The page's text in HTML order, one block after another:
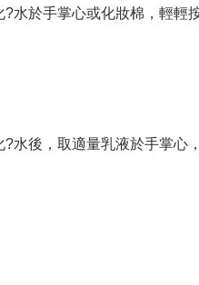
水於手掌心或化妝棉，輕輕
水後，取適量乳液於手掌心